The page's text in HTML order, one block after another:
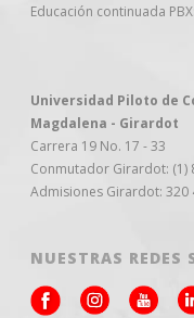
Educación continuada
Universidad Piloto de
Magdalena - Girardot
Carrera 19 No. 17 - 33
Conmutador Girardot: (1)
Admisiones Girardot: 320
NUESTRAS REDES